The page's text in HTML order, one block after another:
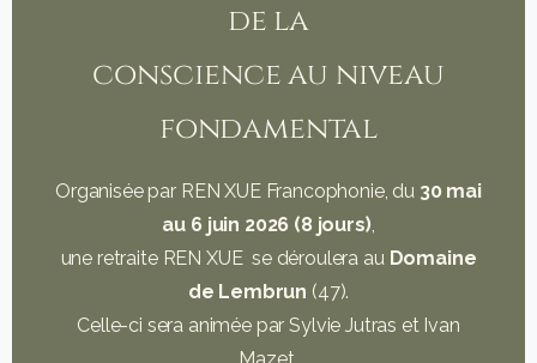
de la
conscience au niveau
fondamental
Organisée par REN XUE Francophonie, du 30 mai
au 6 juin 2026 (8 jours),
une retraite REN XUE se déroulera au Domaine
de Lembrun (47).
Celle-ci sera animée par Sylvie Jutras et Ivan